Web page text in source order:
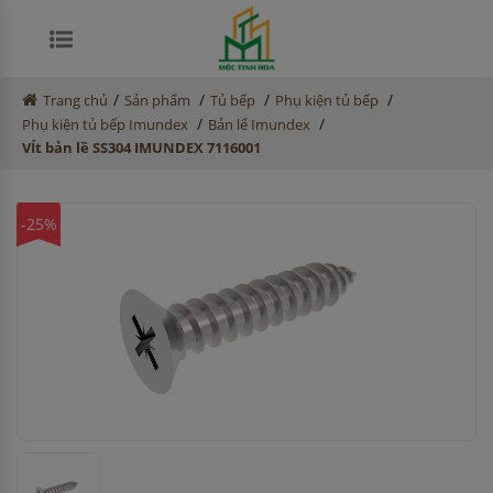
Trang chủ / Sản phẩm / Tủ bếp / Phụ kiện tủ bếp /
Phụ kiện tủ bếp Imundex / Bản lể Imundex /
VÍt bản lề SS304 IMUNDEX 7116001
-25%